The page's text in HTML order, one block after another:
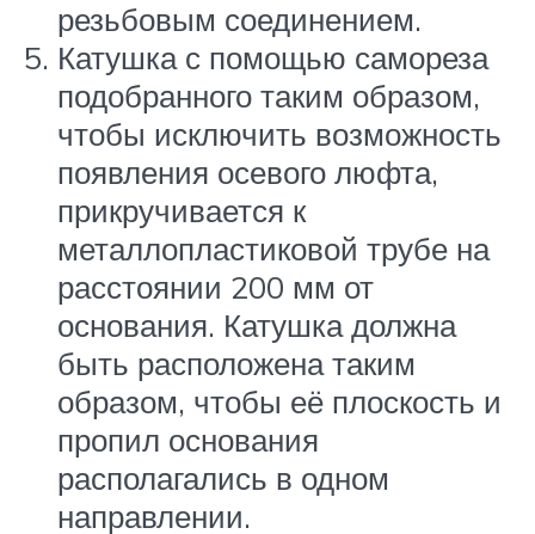
резьбовым соединением.
Катушка с помощью самореза
подобранного таким образом,
чтобы исключить возможность
появления осевого люфта,
прикручивается к
металлопластиковой трубе на
расстоянии 200 мм от
основания. Катушка должна
быть расположена таким
образом, чтобы её плоскость и
пропил основания
располагались в одном
направлении.